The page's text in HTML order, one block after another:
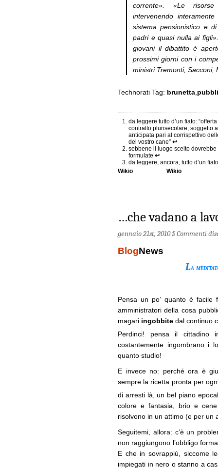
corrente». «Le
intervenendo
sistema pensionistico e
padri e quasi nulla ai
giovani il dibattito è
prossimi giorni con i
ministri Tremonti, Sacconi,
Technorati Tag: brunetta,
da leggere tutto d’un fiato:
contratto plurisecolare, soggetto
anticipata pari al corrispettivo
del vostro cane”↩
sebbene il luogo scelto
formulate↩
da leggere, ancora, tutto d’un
Wikio
Wikio
…che vadano a
gennaio 21st, 2010 §Commenti
BlogNews
La
Pensa un po’ quanto è
amministratori della cosa
magari ingobbite dal continuo
Perdinci! pensa il cittadino
costantemente ingombrano i
quanto studio!
E invece no: perché ora è
sempre la ricetta pronta per
di arresti là, un bel piano
colore e fantasia, brio e
risolvono in un attimo (e per un
Seguitemi, allora: c’è un
non raggiungono l’obbligo
E che in sovrappiù, siccome
impiegati in nero o stanno a